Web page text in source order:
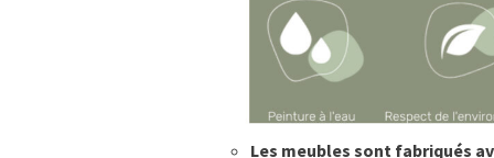
Les meubles sont fabriqués